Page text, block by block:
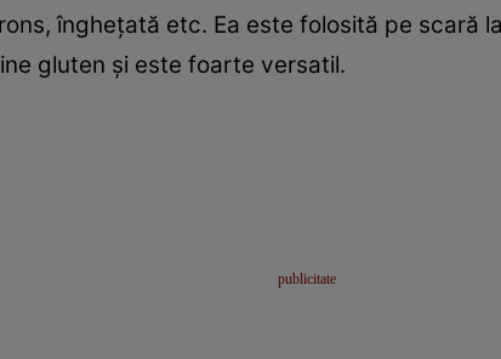
îngheţată etc. Ea este folosită pe scară
gluten şi este foarte versatil.